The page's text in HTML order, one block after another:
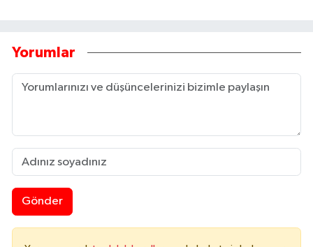
Yorumlar
Gönder